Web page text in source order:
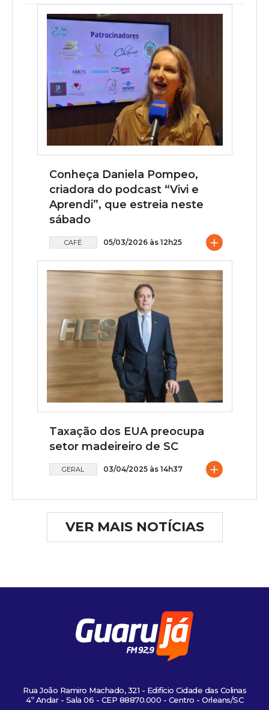
Conheça Daniela Pompeo,
criadora do podcast “Vivi e
Aprendi”, que estreia neste
sábado
CAFÉ 05/03/2026 às 12h25 +
Taxação dos EUA preocupa
setor madeireiro de SC
GERAL 03/04/2025 às 14h37 +
VER MAIS NOTÍCIAS
Rua João Ramiro Machado, 321 - Edifício Cidade das Colinas
4º Andar - Sala 06 - CEP 88870.000 - Centro - Orleans/SC